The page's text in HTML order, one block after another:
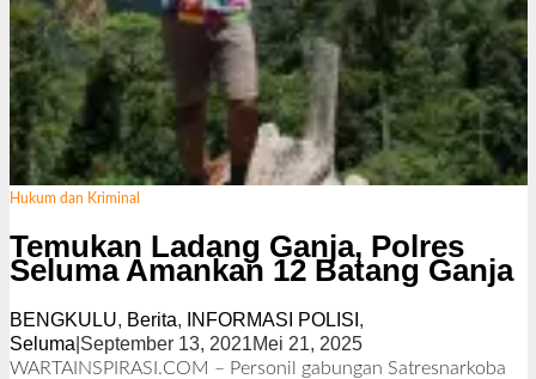
Hukum dan Kriminal
Temukan Ladang Ganja, Polres
Seluma Amankan 12 Batang Ganja
BENGKULU, Berita, INFORMASI POLISI ,
Seluma September 13, 2021Mei 21, 2025o
l
WARTAINSPIRASI.COM – Personil gabungan Satresnarkoba